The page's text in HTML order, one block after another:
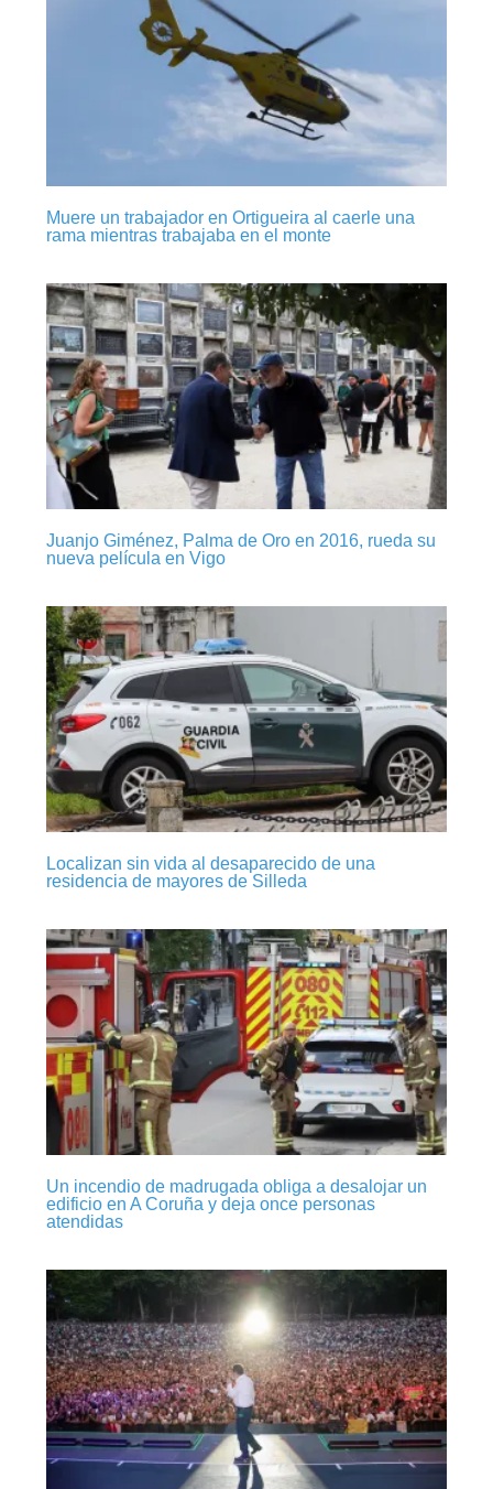
Muere un trabajador en Ortigueira al caerle una
rama mientras trabajaba en el monte
Juanjo Giménez, Palma de Oro en 2016, rueda su
nueva película en Vigo
Localizan sin vida al desaparecido de una
residencia de mayores de Silleda
Un incendio de madrugada obliga a desalojar un
edificio en A Coruña y deja once personas
atendidas